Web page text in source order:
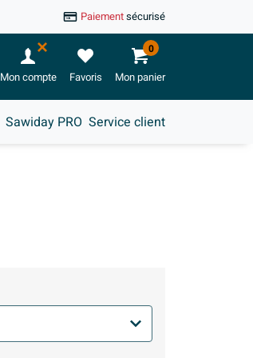
Paiementsécurisé
Mon compte Favoris Mon panier
0
Sawiday PRO Service client